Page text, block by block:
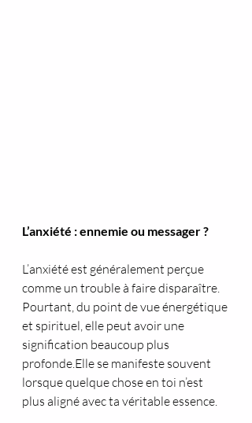
L’anxiété : ennemie ou messager ?
L’anxiété est généralement perçue
comme un trouble à faire disparaître.
Pourtant, du point de vue énergétique
et spirituel, elle peut avoir une
signification beaucoup plus
profonde.Elle se manifeste souvent
lorsque quelque chose en toi n’est
plus aligné avec ta véritable essence.